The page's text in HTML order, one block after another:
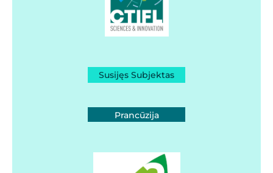
Susijęs Subjektas
Prancūzija